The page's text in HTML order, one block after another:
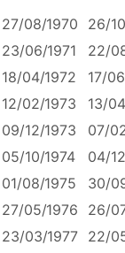
27/08/1970
26/
23/06/1971
22/
18/04/1972
17/
12/02/1973
13/
09/12/1973
07/
05/10/1974
04/
01/08/1975
30/
27/05/1976
26/
23/03/1977 22/